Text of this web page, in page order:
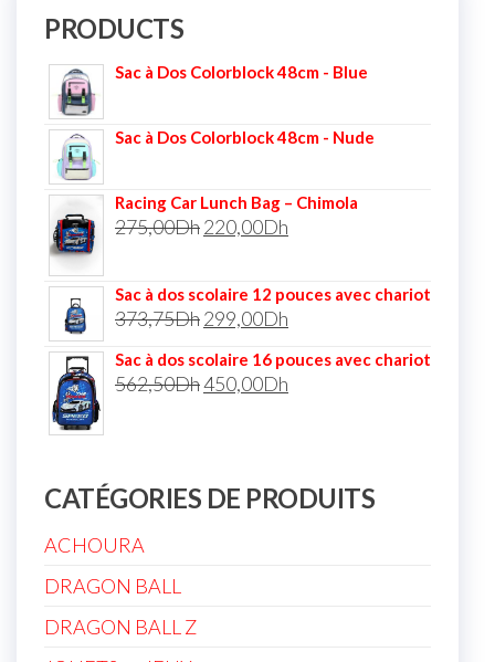
PRODUCTS
Sac à Dos Colorblock 48cm - Blue
Sac à Dos Colorblock 48cm - Nude
Racing Car Lunch Bag – Chimola
275,00Dh220,00Dh
Sac à dos scolaire 12 pouces avec chariot
373,75Dh299,00Dh
Sac à dos scolaire 16 pouces avec chariot
562,50Dh450,00Dh
CATÉGORIES DE PRODUITS
ACHOURA
DRAGON BALL
DRAGON BALL Z